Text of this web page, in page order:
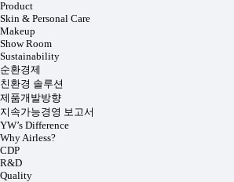
Product
Skin & Personal Care
Makeup
Show Room
Sustainability
순환경제
친환경 솔루션
제품개발방향
지속가능경영 보고서
YW’s Difference
Why Airless?
CDP
R&D
Quality